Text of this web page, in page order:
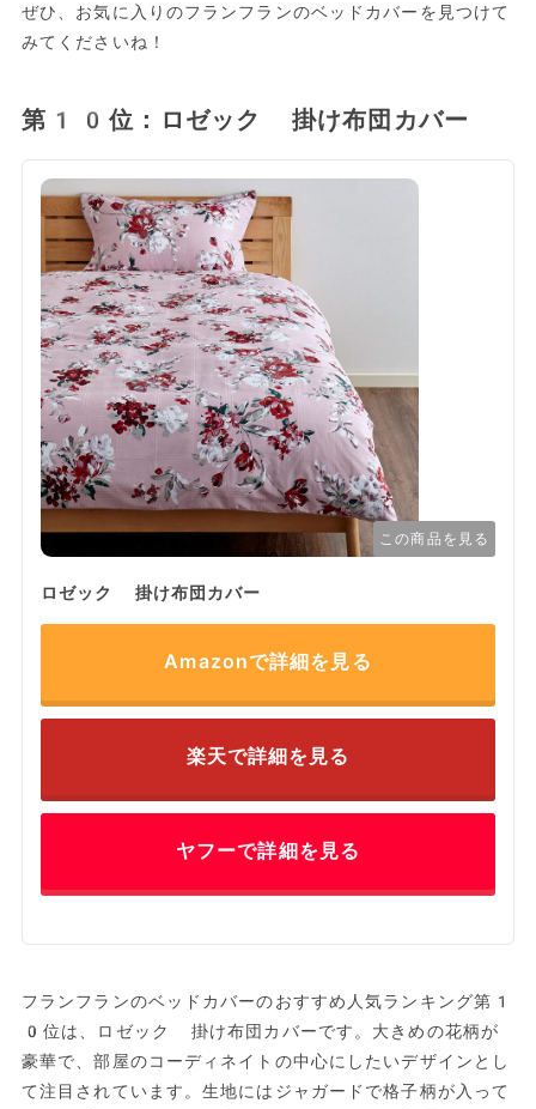
ぜひ、お気に入りのフランフランのベッドカバーを見つけて
みてくださいね！
第10位：ロゼック 掛け布団カバー
この商品を見る
ロゼック 掛け布団カバー
Amazonで詳細を見る
楽天で詳細を見る
ヤフーで詳細を見る
フランフランのベッドカバーのおすすめ人気ランキング第1
0位は、ロゼック 掛け布団カバーです。大きめの花柄が
豪華で、部屋のコーディネイトの中心にしたいデザインとし
て注目されています。生地にはジャガードで格子柄が入って